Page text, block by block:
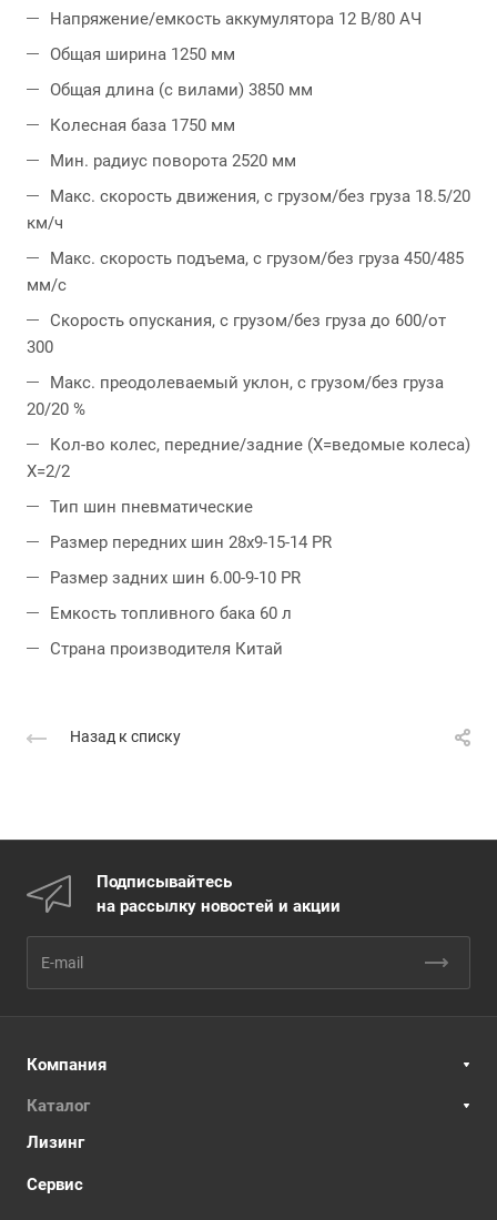
Напряжение/емкость аккумулятора 12 B/80 АЧ
Общая ширина 1250 мм
Общая длина (с вилами) 3850 мм
Колесная база 1750 мм
Мин. радиус поворота 2520 мм
Макс. скорость движения, с грузом/без груза 18.5/20
км/ч
Макс. скорость подъема, с грузом/без груза 450/485
мм/с
Скорость опускания, с грузом/без груза до 600/от
300
Макс. преодолеваемый уклон, с грузом/без груза
20/20 %
Кол-во колес, передние/задние (X=ведомые колеса)
X=2/2
Тип шин пневматические
Размер передних шин 28x9-15-14 PR
Размер задних шин 6.00-9-10 PR
Емкость топливного бака 60 л
Страна производителя Китай
Назад к списку
Подписывайтесь
на рассылку новостей и акции
Компания
Каталог
Лизинг
Сервис